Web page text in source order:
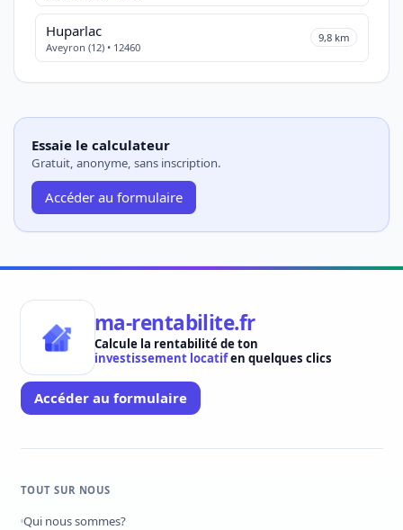
Huparlac
Aveyron (12) • 12460
9,8 km
Essaie le calculateur
Gratuit, anonyme, sans inscription.
Accéder au formulaire
ma-rentabilite.fr
Calcule la rentabilité de ton
investissement locatifen quelques clics
Accéder au formulaire
TOUT SUR NOUS
Qui nous sommes?